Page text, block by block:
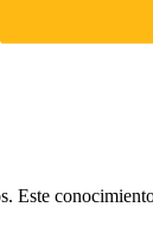
Este